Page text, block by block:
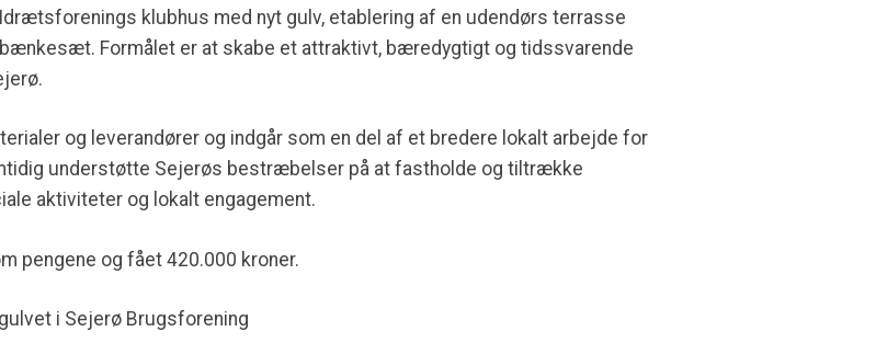
klubhus med nyt gulv, etablering af en udendørs terrasse
Formålet er at skabe et attraktivt, bæredygtigt og tidssvarende
og leverandører og indgår som en del af et bredere lokalt arbejde for
understøtte Sejerøs bestræbelser på at fastholde og tiltrække
aktiviteter og lokalt engagement.
pengene og fået 420.000 kroner.
i Sejerø Brugsforening